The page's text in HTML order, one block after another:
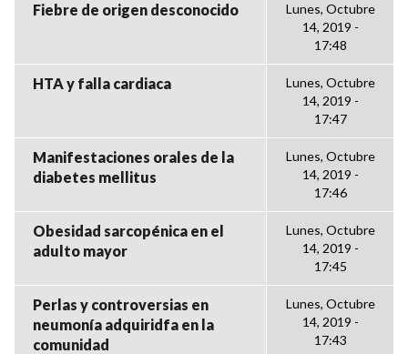
Fiebre de origen desconocido
Lunes, Octubre
14, 2019 -
17:48
HTA y falla cardiaca
Lunes, Octubre
14, 2019 -
17:47
Manifestaciones orales de la
diabetes mellitus
Lunes, Octubre
14, 2019 -
17:46
Obesidad sarcopénica en el
adulto mayor
Lunes, Octubre
14, 2019 -
17:45
Perlas y controversias en
neumonía adquiridfa en la
comunidad
Lunes, Octubre
14, 2019 -
17:43